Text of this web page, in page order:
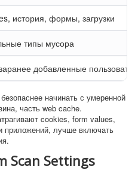
история, формы, загрузки
типы мусора
добавленные
начинать с умеренной
часть web cache.
cookies, form values,
приложений, лучше включать
Scan Settings